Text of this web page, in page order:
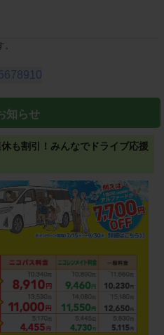
678910
知らせ
も割引！みんなでドライブ応援